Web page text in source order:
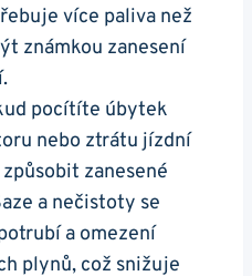
více ‌paliva než
známkou ‌zanesení
⁤pocítíte ‌úbytek⁢
nebo ‌ztrátu jízdní
zanesené
a nečistoty se
⁢a ⁢omezení‍
‌plynů, což snižuje⁢